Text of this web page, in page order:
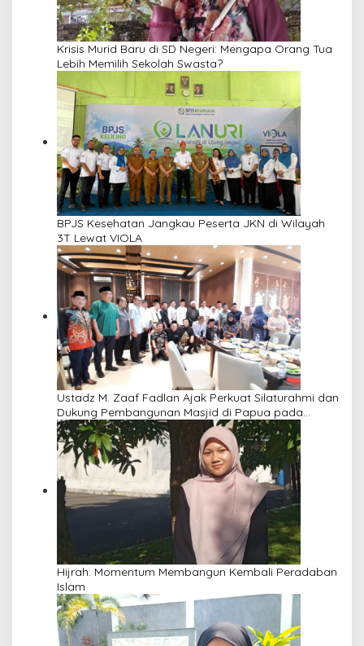
Krisis Murid Baru di SD Negeri: Mengapa Orang Tua
Lebih Memilih Sekolah Swasta?
BPJS Kesehatan Jangkau Peserta JKN di Wilayah
3T Lewat VIOLA
Ustadz M. Zaaf Fadlan Ajak Perkuat Silaturahmi dan
Dukung Pembangunan Masjid di Papua pada
Pengajian Yayasan Alimbas Insan Cita
Hijrah: Momentum Membangun Kembali Peradaban
Islam